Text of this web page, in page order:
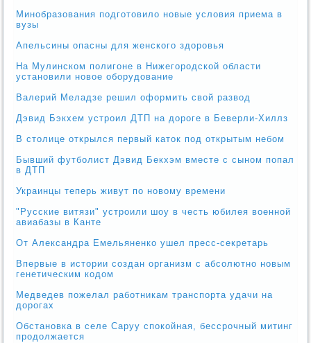
Минобразования подготовило новые условия приема в
вузы
Апельсины опасны для женского здоровья
На Мулинском полигоне в Нижегородской области
установили новое оборудование
Валерий Меладзе решил оформить свой развод
Дэвид Бэкхем устроил ДТП на дороге в Беверли-Хиллз
В столице открылся первый каток под открытым небом
Бывший футболист Дэвид Бекхэм вместе с сыном попал
в ДТП
Украинцы теперь живут по новому времени
"Русские витязи" устроили шоу в честь юбилея военной
авиабазы в Канте
От Александра Емельяненко ушел пресс-секретарь
Впервые в истории создан организм с абсолютно новым
генетическим кодом
Медведев пожелал работникам транспорта удачи на
дорогах
Обстановка в селе Саруу спокойная, бессрочный митинг
продолжается